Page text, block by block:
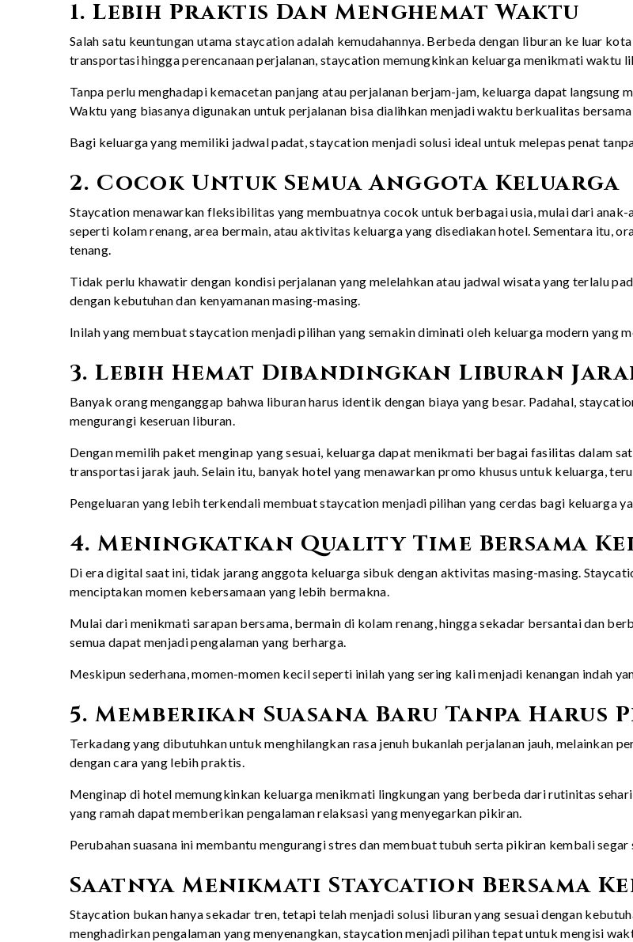
1. Lebih Praktis Dan Menghemat Waktu
Salah satu keuntungan utama staycation adalah kemudahannya. Berbeda dengan liburan ke luar
transportasi hingga perencanaan perjalanan, staycation memungkinkan keluarga menikmati waktu
Tanpa perlu menghadapi kemacetan panjang atau perjalanan berjam-jam, keluarga dapat
Waktu yang biasanya digunakan untuk perjalanan bisa dialihkan menjadi waktu berkualitas
Bagi keluarga yang memiliki jadwal padat, staycation menjadi solusi ideal untuk melepas penat
2. Cocok Untuk Semua Anggota Keluarga
Staycation menawarkan fleksibilitas yang membuatnya cocok untuk berbagai usia, mulai dari
seperti kolam renang, area bermain, atau aktivitas keluarga yang disediakan hotel. Sementara itu,
tenang.
Tidak perlu khawatir dengan kondisi perjalanan yang melelahkan atau jadwal wisata yang terlalu
dengan kebutuhan dan kenyamanan masing-masing.
Inilah yang membuat staycation menjadi pilihan yang semakin diminati oleh keluarga modern yang
3. Lebih Hemat Dibandingkan Liburan
Banyak orang menganggap bahwa liburan harus identik dengan biaya yang besar. Padahal,
mengurangi keseruan liburan.
Dengan memilih paket menginap yang sesuai, keluarga dapat menikmati berbagai fasilitas dalam
transportasi jarak jauh. Selain itu, banyak hotel yang menawarkan promo khusus untuk keluarga,
Pengeluaran yang lebih terkendali membuat staycation menjadi pilihan yang cerdas bagi keluarga
4. Meningkatkan Quality Time Bersama
Di era digital saat ini, tidak jarang anggota keluarga sibuk dengan aktivitas masing-masing.
menciptakan momen kebersamaan yang lebih bermakna.
Mulai dari menikmati sarapan bersama, bermain di kolam renang, hingga sekadar bersantai dan
semua dapat menjadi pengalaman yang berharga.
Meskipun sederhana, momen-momen kecil seperti inilah yang sering kali menjadi kenangan indah
5. Memberikan Suasana Baru Tanpa Harus
Terkadang yang dibutuhkan untuk menghilangkan rasa jenuh bukanlah perjalanan jauh, melainkan
dengan cara yang lebih praktis.
Menginap di hotel memungkinkan keluarga menikmati lingkungan yang berbeda dari rutinitas
yang ramah dapat memberikan pengalaman relaksasi yang menyegarkan pikiran.
Perubahan suasana ini membantu mengurangi stres dan membuat tubuh serta pikiran kembali
Saatnya Menikmati Staycation Bersama
Staycation bukan hanya sekadar tren, tetapi telah menjadi solusi liburan yang sesuai dengan
menghadirkan pengalaman yang menyenangkan, staycation menjadi pilihan tepat untuk mengisi